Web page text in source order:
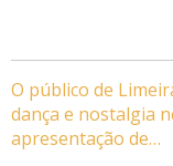
O público de
dança e nostalgia
apresentação de…